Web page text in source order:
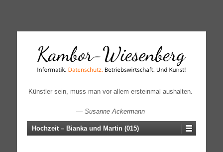
↓
CONTENT
Künstler sein, muss man vor allem ersteinmal aushalten.
—Susanne Ackermann
Hochzeit – Bianka und Martin (015)